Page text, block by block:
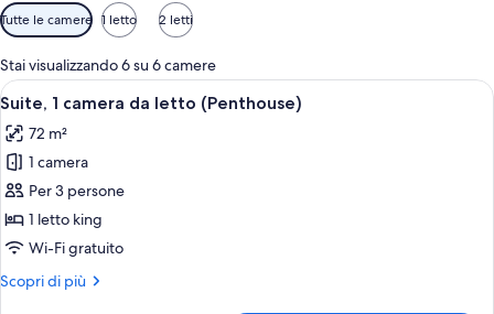
Filtri
disponibili
per
le
camere
Tutte le camere 1 letto 2 letti
Stai visualizzando 6 su 6 camere
Apri
tutte
le
foto
per
Suite,
1
da
Camera d'hotel moderna con un
10
Suite, 1 camera da letto (Penthouse)
72 m²
1 camera
Per 3 persone
1 letto king
Wi-Fi gratuito
Scopri di più
Altri